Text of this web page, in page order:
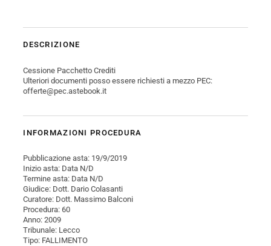
DESCRIZIONE
Cessione Pacchetto Crediti
Ulteriori documenti posso essere richiesti a mezzo PEC:
offerte@pec.astebook.it
INFORMAZIONI PROCEDURA
Pubblicazione asta: 19/9/2019
Inizio asta: Data N/D
Termine asta: Data N/D
Giudice: Dott. Dario Colasanti
Curatore: Dott. Massimo Balconi
Procedura: 60
Anno: 2009
Tribunale: Lecco
Tipo: FALLIMENTO